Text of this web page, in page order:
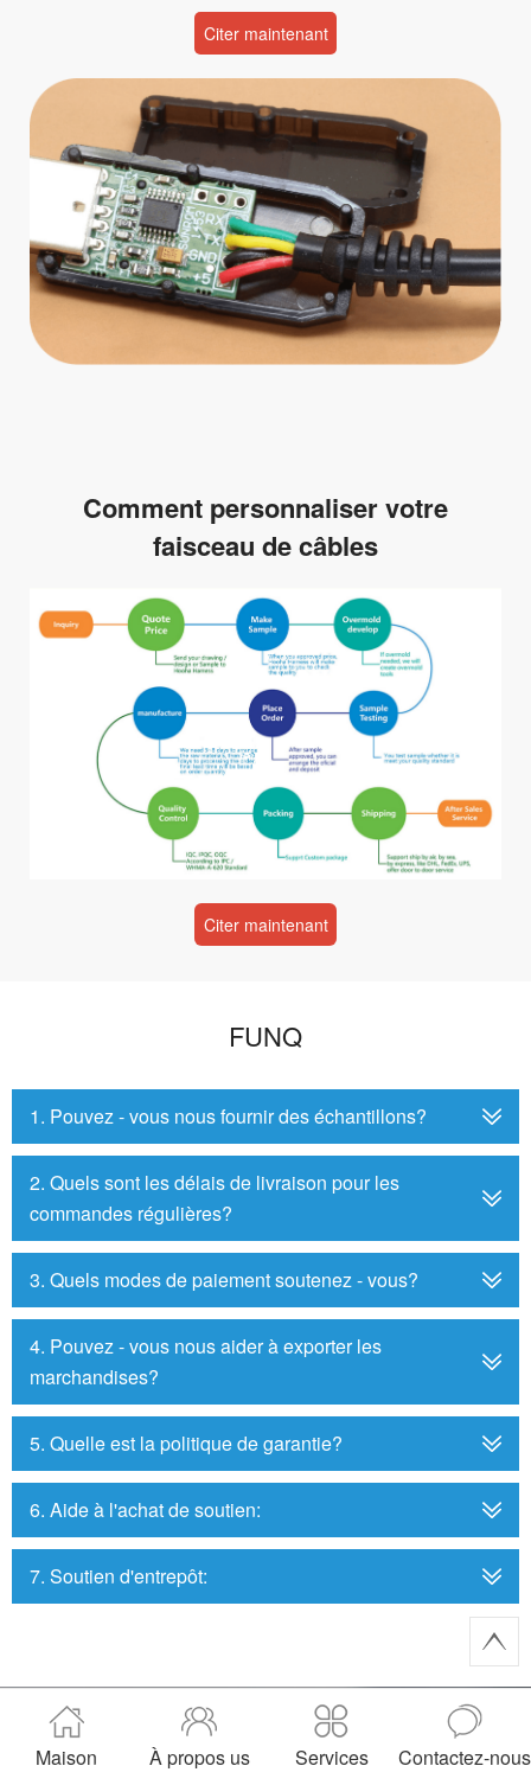
Citer maintenant
Comment personnaliser votre
faisceau de câbles
Citer maintenant
FUNQ
1. Pouvez - vous nous fournir des échantillons?
2. Quels sont les délais de livraison pour les
commandes régulières?
3. Quels modes de paiement soutenez - vous?
4. Pouvez - vous nous aider à exporter les
marchandises?
5. Quelle est la politique de garantie?
6. Aide à l'achat de soutien:
7. Soutien d'entrepôt:
Demande UN Citation
Maison À propos us Services Contactez-nous